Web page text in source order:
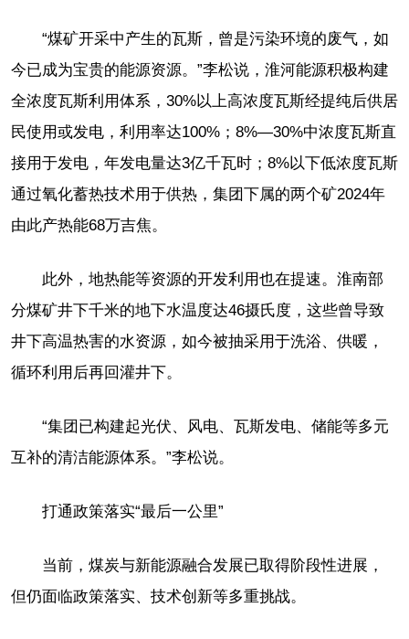
“煤矿开采中产生的瓦斯，曾是污染环境的废气，如
今已成为宝贵的能源资源。”李松说，淮河能源积极构建
全浓度瓦斯利用体系，30%以上高浓度瓦斯经提纯后供居
民使用或发电，利用率达100%；8%—30%中浓度瓦斯直
接用于发电，年发电量达3亿千瓦时；8%以下低浓度瓦斯
通过氧化蓄热技术用于供热，集团下属的两个矿2024年
由此产热能68万吉焦。
此外，地热能等资源的开发利用也在提速。淮南部
分煤矿井下千米的地下水温度达46摄氏度，这些曾导致
井下高温热害的水资源，如今被抽采用于洗浴、供暖，
循环利用后再回灌井下。
“集团已构建起光伏、风电、瓦斯发电、储能等多元
互补的清洁能源体系。”李松说。
打通政策落实“最后一公里”
当前，煤炭与新能源融合发展已取得阶段性进展，
但仍面临政策落实、技术创新等多重挑战。